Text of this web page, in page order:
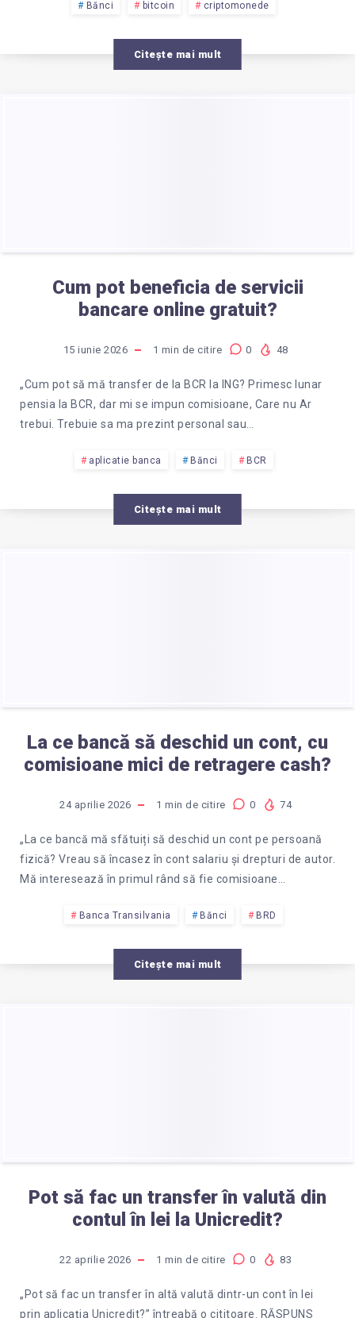
Bănci bitcoin criptomonede
Citește mai mult
Cum pot beneficia de servicii
bancare online gratuit?
15 iunie 2026 1 min de citire 0 48
„Cum pot să mă transfer de la BCR la ING? Primesc lunar
pensia la BCR, dar mi se impun comisioane, Care nu Ar
trebui. Trebuie sa ma prezint personal sau…
aplicatie banca Bănci BCR
Citește mai mult
La ce bancă să deschid un cont, cu
comisioane mici de retragere cash?
24 aprilie 2026 1 min de citire 0 74
„La ce bancă mă sfătuiți să deschid un cont pe persoană
fizică? Vreau să încasez în cont salariu și drepturi de autor.
Mă interesează în primul rând să fie comisioane…
Banca Transilvania Bănci BRD
Citește mai mult
Pot să fac un transfer în valută din
contul în lei la Unicredit?
22 aprilie 2026 1 min de citire 0 83
„Pot să fac un transfer în altă valută dintr-un cont în lei
prin aplicația Unicredit?” întreabă o cititoare. RĂSPUNS